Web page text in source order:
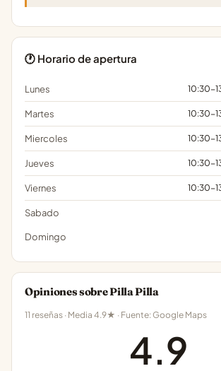
🕐 Horario de apertura
Lunes 10:30-
Martes 10:30-
Miercoles 10:30-
Jueves 10:30-
Viernes 10:30-
Sabado
Domingo
Opiniones sobre Pilla Pilla
11 reseñas · Media 4.9★ · Fuente: Google Maps
4.9